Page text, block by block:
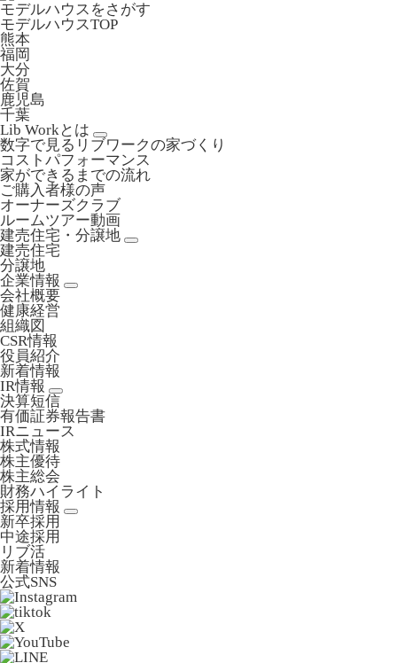
モデルハウスをさがす
モデルハウスTOP
熊本
福岡
大分
佐賀
鹿児島
千葉
Lib Workとは
数字で見るリブワークの家づくり
コストパフォーマンス
家ができるまでの流れ
ご購入者様の声
オーナーズクラブ
ルームツアー動画
建売住宅・分譲地
建売住宅
分譲地
企業情報
会社概要
健康経営
組織図
CSR情報
役員紹介
新着情報
IR情報
決算短信
有価証券報告書
IRニュース
株式情報
株主優待
株主総会
財務ハイライト
採用情報
新卒採用
中途採用
リブ活
新着情報
公式SNS